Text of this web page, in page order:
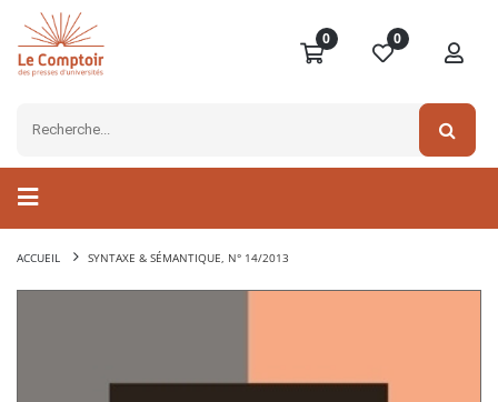
0 0
ACCUEIL SYNTAXE & SÉMANTIQUE, N° 14/2013